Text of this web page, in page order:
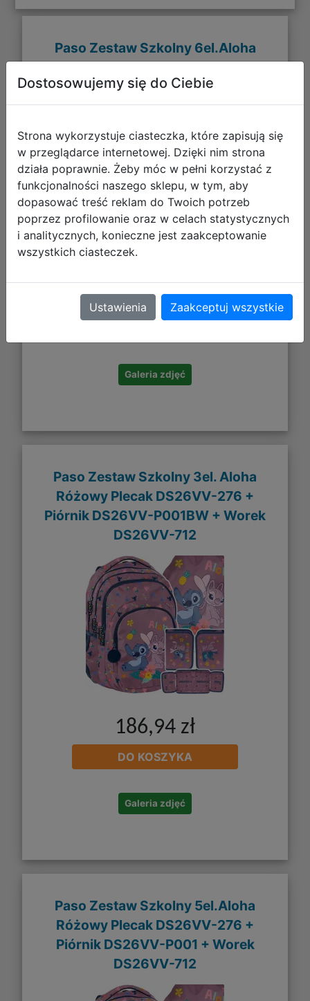
Paso Zestaw Szkolny 6el.Aloha
Różowy Plecak DS26VV-276 +
Piórnik DS26VV-P001BW + Worek
DS26VV-712 + Torba DS26VV-074
282,30 zł
Galeria zdjęć
Paso Zestaw Szkolny 3el. Aloha
Różowy Plecak DS26VV-276 +
Piórnik DS26VV-P001BW + Worek
DS26VV-712
186,94 zł
DO KOSZYKA
Galeria zdjęć
Paso Zestaw Szkolny 5el.Aloha
Różowy Plecak DS26VV-276 +
Piórnik DS26VV-P001 + Worek
DS26VV-712
Dostosowujemy się do Ciebie
Strona wykorzystuje ciasteczka, które zapisują się
w przeglądarce internetowej. Dzięki nim strona
działa poprawnie. Żeby móc w pełni korzystać z
funkcjonalności naszego sklepu, w tym, aby
dopasować treść reklam do Twoich potrzeb
poprzez profilowanie oraz w celach statystycznych
i analitycznych, konieczne jest zaakceptowanie
wszystkich ciasteczek.
Ustawienia Zaakceptuj wszystkie